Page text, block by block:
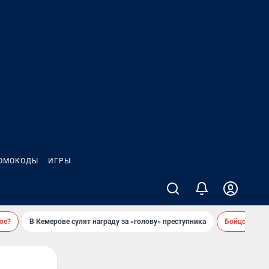
ИГРЫ
В Кемерове сулят награду за «голову» преступника Бойцовский